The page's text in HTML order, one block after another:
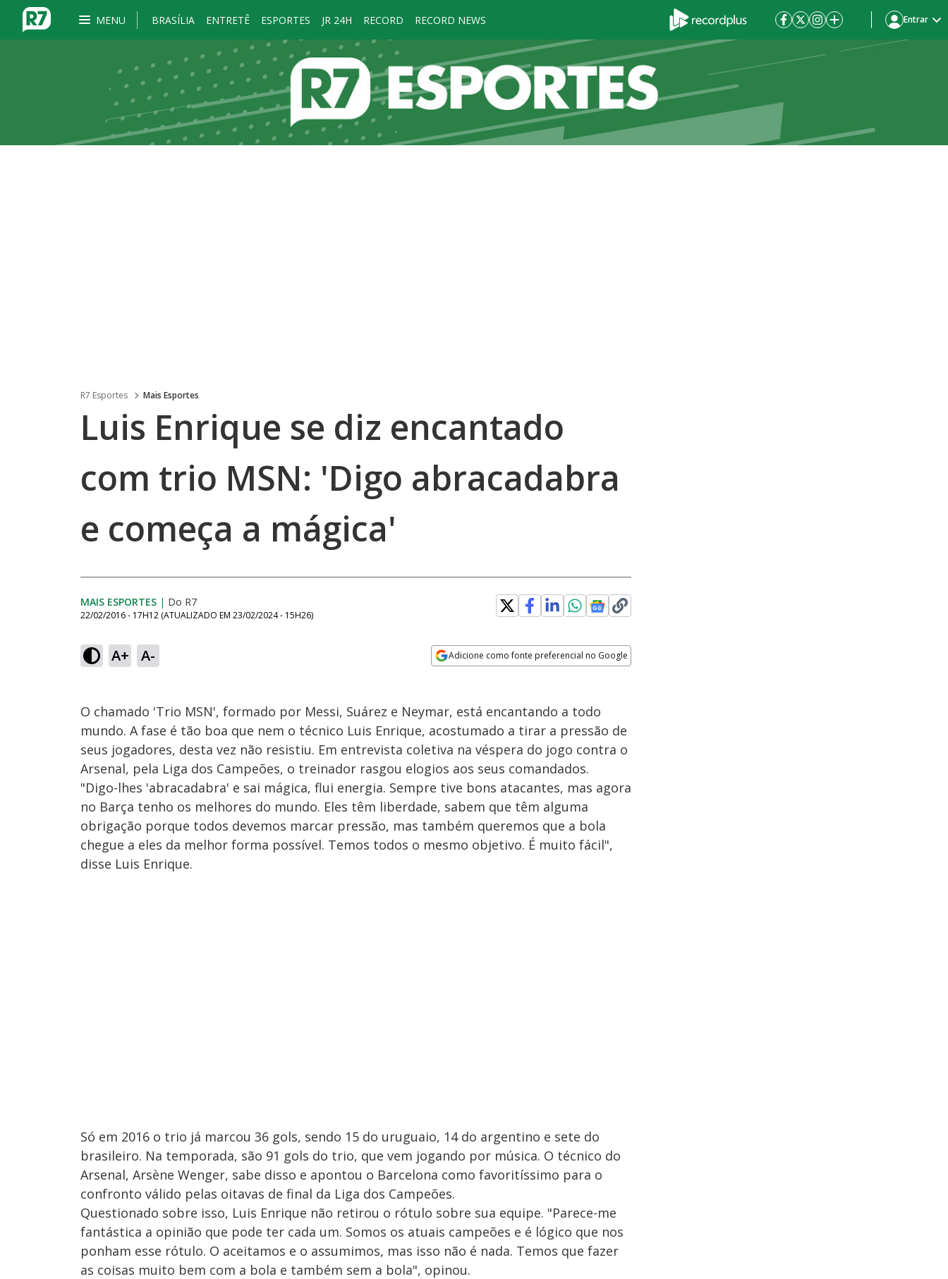
MENU BRASÍLIA ENTRETÊ ESPORTES JR 24H RECORD RECORD NEWS Entrar
R7 Esportes Mais Esportes
Luis Enrique se diz encantado
com trio MSN: 'Digo abracadabra
e começa a mágica'
MAIS ESPORTES | Do R7
22/02/2016 - 17H12 (ATUALIZADO EM 23/02/2024 - 15H26)
A+ A- Adicione como fonte preferencial no Google
O chamado 'Trio MSN', formado por Messi, Suárez e Neymar, está encantando a todo
mundo. A fase é tão boa que nem o técnico Luis Enrique, acostumado a tirar a pressão de
seus jogadores, desta vez não resistiu. Em entrevista coletiva na véspera do jogo contra o
Arsenal, pela Liga dos Campeões, o treinador rasgou elogios aos seus comandados.
"Digo-lhes 'abracadabra' e sai mágica, flui energia. Sempre tive bons atacantes, mas agora
no Barça tenho os melhores do mundo. Eles têm liberdade, sabem que têm alguma
obrigação porque todos devemos marcar pressão, mas também queremos que a bola
chegue a eles da melhor forma possível. Temos todos o mesmo objetivo. É muito fácil",
disse Luis Enrique.
Só em 2016 o trio já marcou 36 gols, sendo 15 do uruguaio, 14 do argentino e sete do
brasileiro. Na temporada, são 91 gols do trio, que vem jogando por música. O técnico do
Arsenal, Arsène Wenger, sabe disso e apontou o Barcelona como favoritíssimo para o
confronto válido pelas oitavas de final da Liga dos Campeões.
Questionado sobre isso, Luis Enrique não retirou o rótulo sobre sua equipe. "Parece-me
fantástica a opinião que pode ter cada um. Somos os atuais campeões e é lógico que nos
ponham esse rótulo. O aceitamos e o assumimos, mas isso não é nada. Temos que fazer
as coisas muito bem com a bola e também sem a bola", opinou.